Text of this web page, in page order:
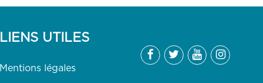
LIENS UTILES
Mentions légales